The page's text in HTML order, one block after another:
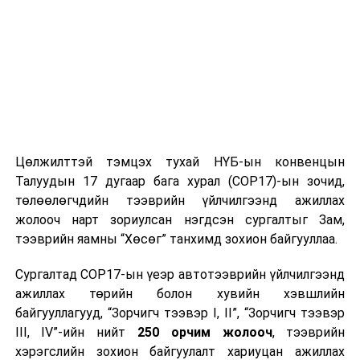
Цөлжилттэй тэмцэх тухай НҮБ-ын конвенцын
Талуудын 17 дугаар бага хурал (COP17)-ын зочид,
төлөөлөгчдийн тээврийн үйлчилгээнд ажиллах
жолооч нарт зориулсан нэгдсэн сургалтыг Зам,
тээврийн яамны “Хөсөг” танхимд зохион байгууллаа.
Сургалтад COP17-ын үеэр автотээврийн үйлчилгээнд
ажиллах төрийн болон хувийн хэвшлийн
байгууллагууд, “Зорчигч тээвэр I, II”, “Зорчигч тээвэр
III, IV”-ийн нийт 250 орчим жолооч, тээврийн
хэрэгслийн зохион байгуулалт хариуцан ажиллах